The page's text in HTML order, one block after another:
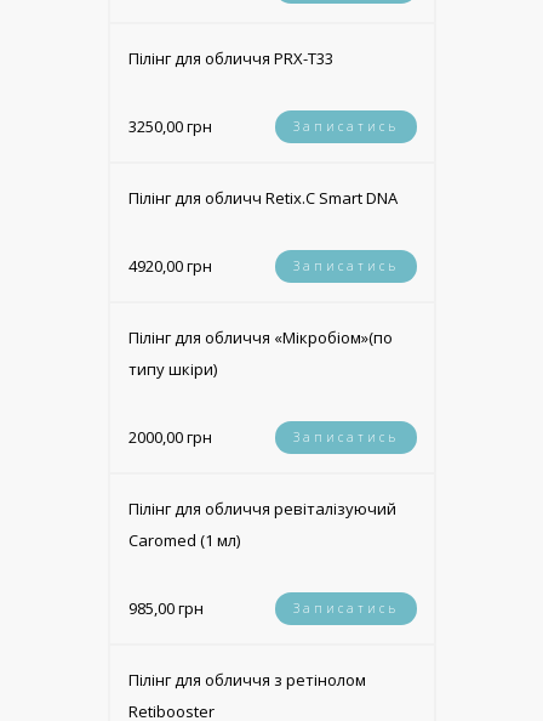
Пілінг для обличчя PRX-T33
3250,00 грн Записатись
Пілінг для обличч Retix.C Smart DNA
4920,00 грн Записатись
Пілінг для обличчя «Мікробіом»(по
типу шкіри)
2000,00 грн Записатись
Пілінг для обличчя ревіталізуючий
Caromed (1 мл)
985,00 грн Записатись
Пілінг для обличчя з ретінолом
Retibooster